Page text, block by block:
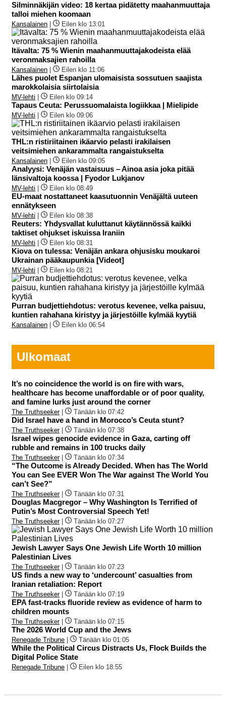
Silminnäkijän video: 18 kertaa pidätetty maahanmuuttaja
talloi miehen koomaan
Kansalainen Eilen klo 13:01
Itävalta: 75 % Wienin maahanmuuttajakodeista elää
veronmaksajien rahoilla
Kansalainen Eilen klo 11:06
Lähes puolet Espanjan ulomaisista sossutuen saajista
marokkolaisia siirtolaisia
MV-lehti Eilen klo 09:14
Tapaus Ceuta: Perussuomalaista logiikkaa | Mielipide
MV-lehti Eilen klo 09:06
THL:n ristiriitainen ikäarvio pelasti irakilaisen
veitsimiehen ankarammalta rangaistukselta
Kansalainen Eilen klo 09:05
Analyysi: Venäjän vastaisuus – Ainoa asia joka pitää
länsivaltoja koossa | Fyodor Lukjanov
MV-lehti Eilen klo 08:49
EU-maat nostattaneet kaasutuonnin Venäjältä uuteen
ennätykseen
MV-lehti Eilen klo 08:38
Reuters: Yhdysvallat kuluttanut käytännössä kaikki
taktiset ohjukset iskuissa Iraniin
MV-lehti Eilen klo 08:31
Kiova on tulessa: Venäjän ankara ohjusisku moukaroi
Ukrainan pääkaupunkia [Videot]
MV-lehti Eilen klo 08:21
Purran budjettiehdotus: verotus kevenee, velka paisuu,
kuntien rahahana kiristyy ja järjestöille kylmää kyytiä
Kansalainen Eilen klo 06:54
Ulkomaat
It’s no coincidence the world is on fire with wars,
healthcare has become unaffordable or of poor quality,
and famine lurks just around the corner
The Truthseeker| Tänään klo 07:42
Did Israel have a hand in Morocco’s Ceuta stunt?
The Truthseeker| Tänään klo 07:38
Israel wipes genocide evidence in Gaza, carting off
rubble and remains in 100 trucks daily
The Truthseeker| Tänään klo 07:34
“The Outcome is Already Decided. When has The World
You can See EVER Won The War against The World You
can’t See?”
The Truthseeker| Tänään klo 07:31
Douglas Macgregor – Why Washington Is Terrified of
Putin’s Most Controversial Speech Yet!
The Truthseeker| Tänään klo 07:27
Jewish Lawyer Says One Jewish Life Worth 10 million
Palestinian Lives
The Truthseeker| Tänään klo 07:23
US finds a new way to ‘undercount’ casualties from
Iranian retaliation: Report
The Truthseeker| Tänään klo 07:19
EPA fast-tracks fluoride review as evidence of harm to
children mounts
The Truthseeker| Tänään klo 07:15
The 2026 World Cup and the Jews
Renegade Tribune Tänään klo 01:05
While the Political Circus Distracts Us, Flock Builds the
Digital Police State
Renegade Tribune Eilen klo 18:55